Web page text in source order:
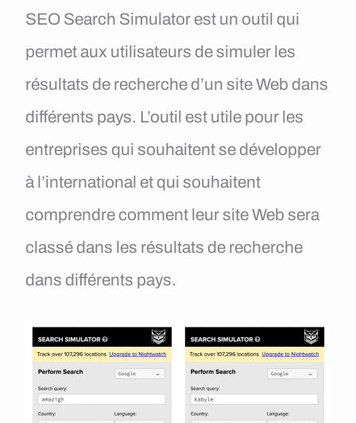
SEO Search Simulator est un outil qui
permet aux utilisateurs de simuler les
résultats de recherche d’un site Web dans
différents pays. L’outil est utile pour les
entreprises qui souhaitent se développer
à l’international et qui souhaitent
comprendre comment leur site Web sera
classé dans les résultats de recherche
dans différents pays.